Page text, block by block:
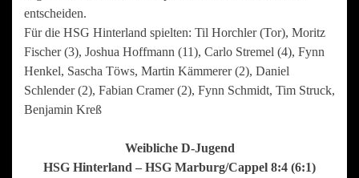
entscheiden.
Für die HSG Hinterland spielten: Til Horchler (Tor), Moritz
Fischer (3), Joshua Hoffmann (11), Carlo Stremel (4), Fynn
Henkel, Sascha Töws, Martin Kämmerer (2), Daniel
Schlender (2), Fabian Cramer (2), Fynn Schmidt, Tim Struck,
Benjamin Kreß
Weibliche D-Jugend
HSG Hinterland – HSG Marburg/Cappel 8:4 (6:1)